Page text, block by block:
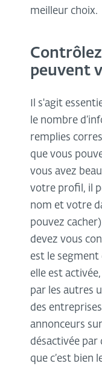
meilleur choix.
peuvent
Il s'agit
le nombre
remplies
que vous
vous avez
votre profil, il
nom et votre
pouvez
devez vous
est le segment
elle est
par les autres
des
annonceurs
désactivée par
que c’est bien